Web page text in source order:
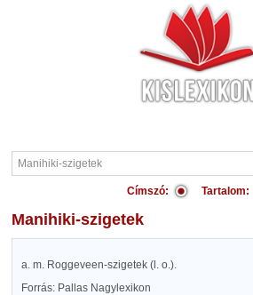
Címszó: Tartalom:
Manihiki-szigetek
a. m. Roggeveen-szigetek (l. o.).
Forrás: Pallas Nagylexikon